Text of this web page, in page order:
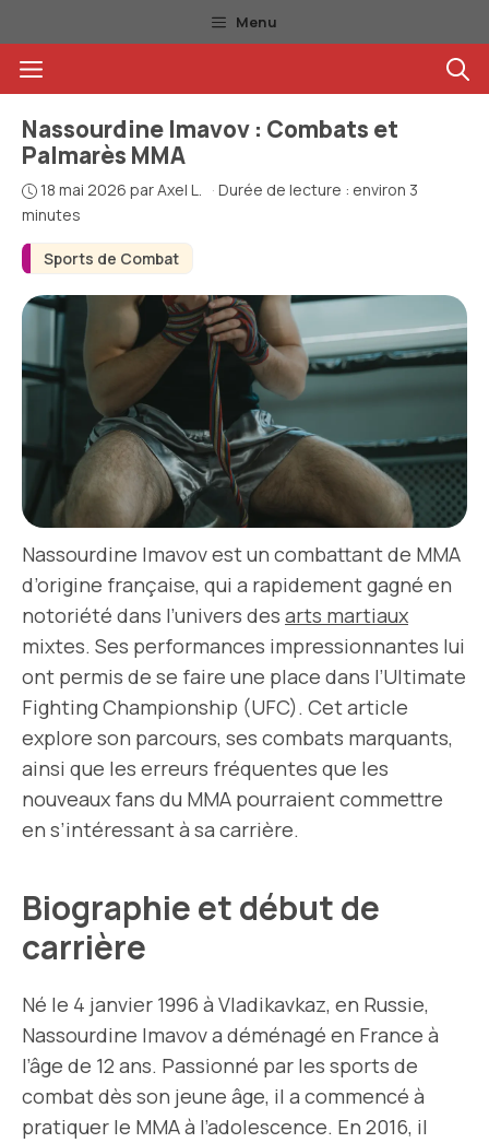
au
contenu
Menu
Menu
Sports de Combat
Nassourdine Imavov : Combats et
Palmarès MMA
18 mai 2026 parAxel L. · Durée de lecture : environ 3
minutes
Nassourdine Imavov est un combattant de MMA
d’origine française, qui a rapidement gagné en
notoriété dans l’univers des arts martiaux
mixtes. Ses performances impressionnantes lui
ont permis de se faire une place dans l’Ultimate
Fighting Championship (UFC). Cet article
explore son parcours, ses combats marquants,
ainsi que les erreurs fréquentes que les
nouveaux fans du MMA pourraient commettre
en s’intéressant à sa carrière.
Biographie et début de
carrière
Né le 4 janvier 1996 à Vladikavkaz, en Russie,
Nassourdine Imavov a déménagé en France à
l’âge de 12 ans. Passionné par les sports de
combat dès son jeune âge, il a commencé à
pratiquer le MMA à l’adolescence. En 2016, il